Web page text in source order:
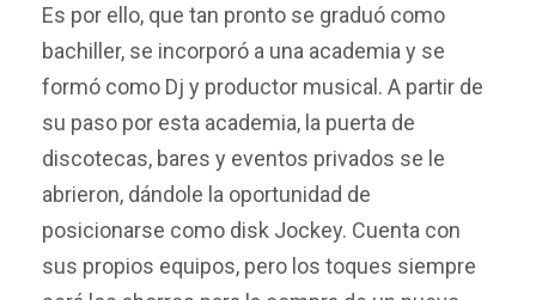
Es por ello, que tan pronto se graduó como
bachiller, se incorporó a una academia y se
formó como Dj y productor musical. A partir de
su paso por esta academia, la puerta de
discotecas, bares y eventos privados se le
abrieron, dándole la oportunidad de
posicionarse como disk Jockey. Cuenta con
sus propios equipos, pero los toques siempre